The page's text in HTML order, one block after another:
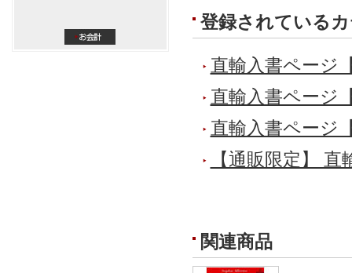
登録されている
直輸入書ページ
直輸入書ページ
直輸入書ページ
【通販限定】 直
関連商品